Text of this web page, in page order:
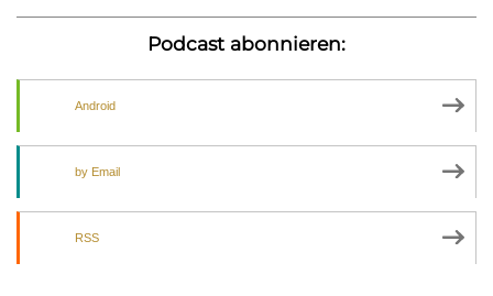
Podcast abonnieren:
Android
by Email
RSS